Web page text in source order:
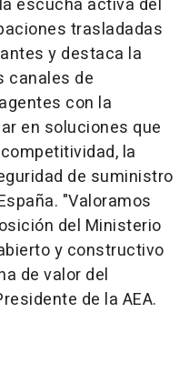
escucha activa del
trasladadas
y destaca la
canales de
con la
en soluciones que
la
de suministro
"Valoramos
del Ministerio
y constructivo
de valor del
de la AEA.